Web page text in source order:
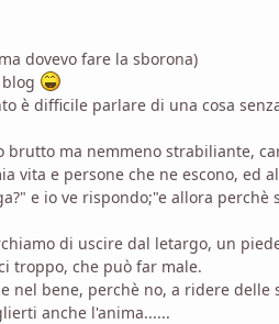
dovevo fare la sborona)
è difficile parlare di una cosa
brutto ma nemmeno strabiliante,
vita e persone che ne escono, ed
e io ve rispondo;"e allora perchè
di uscire dal letargo, un
troppo, che può far male.
nel bene, perchè no, a ridere
anche l'anima......